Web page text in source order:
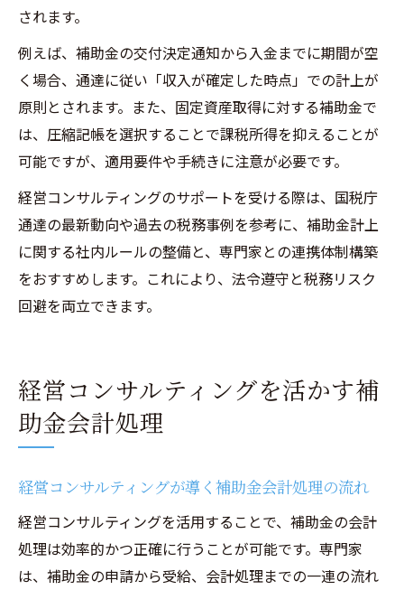
されます。
例えば、補助金の交付決定通知から入金までに期間が空
く場合、通達に従い「収入が確定した時点」での計上が
原則とされます。また、固定資産取得に対する補助金で
は、圧縮記帳を選択することで課税所得を抑えることが
可能ですが、適用要件や手続きに注意が必要です。
経営コンサルティングのサポートを受ける際は、国税庁
通達の最新動向や過去の税務事例を参考に、補助金計上
に関する社内ルールの整備と、専門家との連携体制構築
をおすすめします。これにより、法令遵守と税務リスク
回避を両立できます。
経営コンサルティングを活かす補
助金会計処理
経営コンサルティングが導く補助金会計処理の流れ
経営コンサルティングを活用することで、補助金の会計
処理は効率的かつ正確に行うことが可能です。専門家
は、補助金の申請から受給、会計処理までの一連の流れ